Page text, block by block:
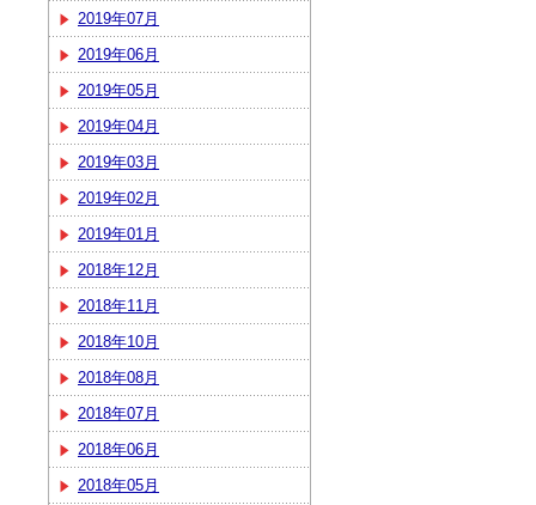
2019年07月
2019年06月
2019年05月
2019年04月
2019年03月
2019年02月
2019年01月
2018年12月
2018年11月
2018年10月
2018年08月
2018年07月
2018年06月
2018年05月